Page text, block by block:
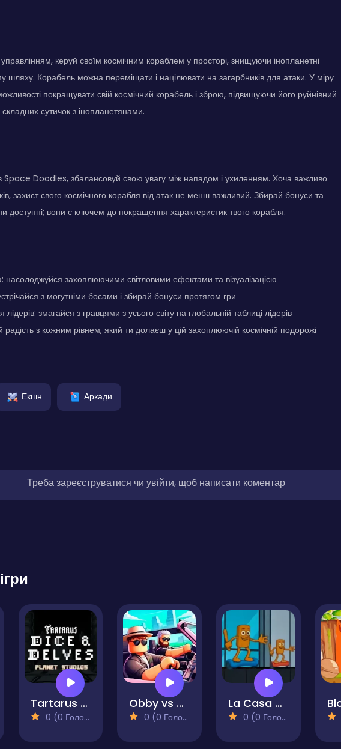
управлінням, керуй своїм космічним кораблем у просторі, знищуючи інопланетні
шляху. Корабель можна переміщати і націлювати на загарбників для атаки. У міру
покращувати свій космічний корабель і зброю, підвищуючи його руйнівний
сутичок з інопланетянами.
Space Doodles, збалансовуй свою увагу між нападом і ухиленням. Хоча важливо
захист свого космічного корабля від атак не менш важливий. Збирай бонуси та
доступні; вони є ключем до покращення характеристик твого корабля.
захоплюючими світловими ефектами та візуалізацією
з могутніми босами і збирай бонуси протягом гри
змагайся з гравцями з усього світу на глобальній таблиці лідерів
з кожним рівнем, який ти долаєш у цій захоплюючій космічній подорожі
Екшн Аркади
Треба зареєструватися чи увійти, щоб написати коментар
Tartarus Dice & Delves
0 (0 Голосів)
Obby vs Noob Driver
0 (0 Голосів)
La Casa de Tung Tung Sahur
0 (0 Голосів)